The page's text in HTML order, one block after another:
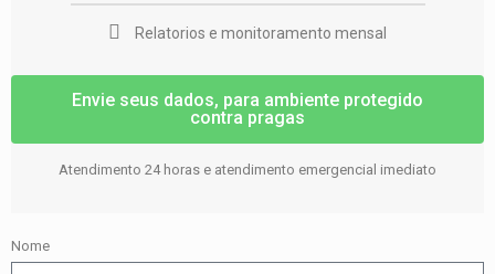
Relatorios e monitoramento mensal
Envie seus dados, para ambiente protegido
contra pragas
Atendimento 24 horas e atendimento emergencial imediato
Nome